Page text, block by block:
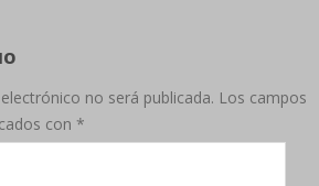
no será publicada. Los campos
con *